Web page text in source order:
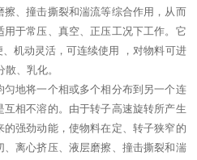
、撞击撕裂和湍流等综合作用，从而
于常压、真空、正压工况下工作。它
机动灵活，可连续使用 ，对物料可进
、乳化。
地将一个相或多个相分布到另一个连
相不溶的。由于转子高速旋转所产生
强劲动能，使物料在定、转子狭窄的
离心挤压、液层磨擦、撞击撕裂和湍